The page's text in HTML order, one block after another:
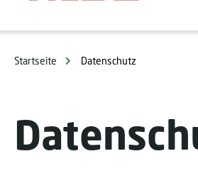
Startseite Datenschutz